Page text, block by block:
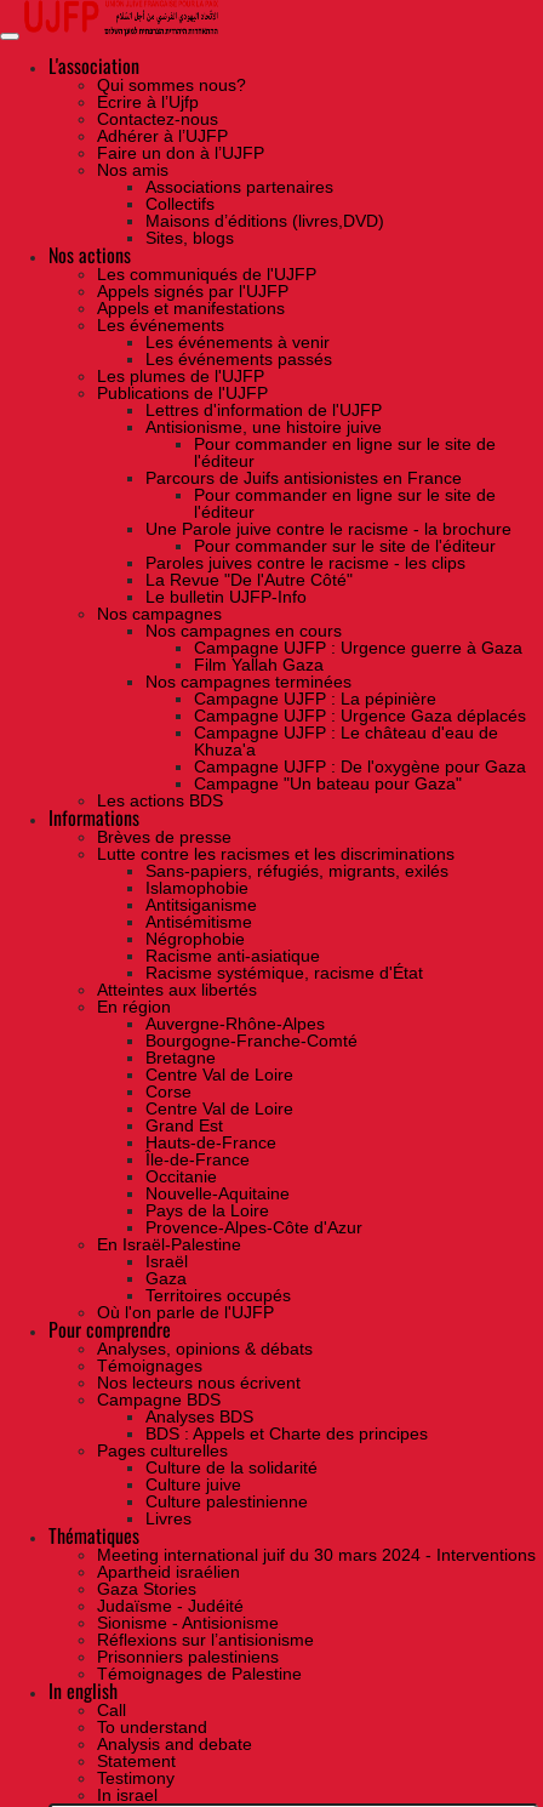
Skip
the
contentL'association
Qui sommes nous?
Ecrire à l’Ujfp
Contactez-nous
Adhérer à l’UJFP
Faire un don à l’UJFP
Nos amis
Associations partenaires
Collectifs
Maisons d’éditions (livres,DVD)
Sites, blogs
Nos actions
Les communiqués de l'UJFP
Appels signés par l'UJFP
Appels et manifestations
Les événements
Les événements à venir
Les événements passés
Les plumes de l'UJFP
Publications de l'UJFP
Lettres d'information de l'UJFP
Antisionisme, une histoire juive
Pour commander en ligne sur le site de
l'éditeur
Parcours de Juifs antisionistes en France
Pour commander en ligne sur le site de
l'éditeur
Une Parole juive contre le racisme - la brochure
Pour commander sur le site de l'éditeur
Paroles juives contre le racisme - les clips
La Revue "De l'Autre Côté"
Le bulletin UJFP-Info
Nos campagnes
Nos campagnes en cours
Campagne UJFP : Urgence guerre à Gaza
Film Yallah Gaza
Nos campagnes terminées
Campagne UJFP : La pépinière
Campagne UJFP : Urgence Gaza déplacés
Campagne UJFP : Le château d'eau de
Khuza'a
Campagne UJFP : De l'oxygène pour Gaza
Campagne "Un bateau pour Gaza"
Les actions BDS
Informations
Brèves de presse
Lutte contre les racismes et les discriminations
Sans-papiers, réfugiés, migrants, exilés
Islamophobie
Antitsiganisme
Antisémitisme
Négrophobie
Racisme anti-asiatique
Racisme systémique, racisme d'État
Atteintes aux libertés
En région
Auvergne-Rhône-Alpes
Bourgogne-Franche-Comté
Bretagne
Centre Val de Loire
Corse
Centre Val de Loire
Grand Est
Hauts-de-France
Île-de-France
Occitanie
Nouvelle-Aquitaine
Pays de la Loire
Provence-Alpes-Côte d'Azur
En Israël-Palestine
Israël
Gaza
Territoires occupés
Où l'on parle de l'UJFP
Pour comprendre
Analyses, opinions & débats
Témoignages
Nos lecteurs nous écrivent
Campagne BDS
Analyses BDS
BDS : Appels et Charte des principes
Pages culturelles
Culture de la solidarité
Culture juive
Culture palestinienne
Livres
Thématiques
Meeting international juif du 30 mars 2024 - Interventions
Apartheid israélien
Gaza Stories
Judaïsme - Judéité
Sionisme - Antisionisme
Réflexions sur l’antisionisme
Prisonniers palestiniens
Témoignages de Palestine
In english
Call
To understand
Analysis and debate
Statement
Testimony
In israel